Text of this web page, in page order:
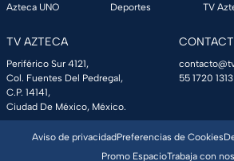
Azteca UNO
Deportes
TV
TV AZTECA
Periférico Sur 4121,
Col. Fuentes Del Pedregal,
C.P. 14141,
Ciudad De México, México.
55 1720 1313
Aviso de privacidadPreferencias de Cookies
Promo EspacioTrabaja con